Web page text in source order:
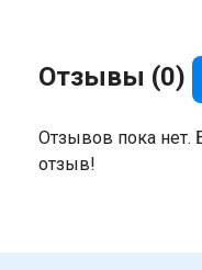
Отзывы (0)
Отзывов пока нет.
отзыв!